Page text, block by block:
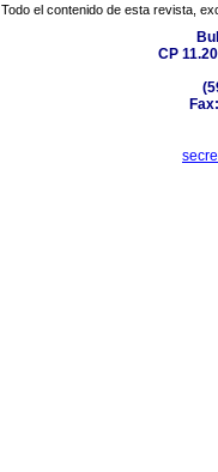
Todo el contenido de esta revista,
CP